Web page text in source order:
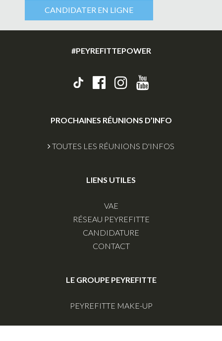
CANDIDATER EN LIGNE
#PEYREFITTEPOWER
PROCHAINES RÉUNIONS D’INFO
TOUTES LES RÉUNIONS D'INFOS
LIENS UTILES
VAE
RÉSEAU PEYREFITTE
CANDIDATURE
CONTACT
LE GROUPE PEYREFITTE
PEYREFITTE MAKE-UP
Tous droits réservés © peyrefitte-esthetique.com|Mentions légales|